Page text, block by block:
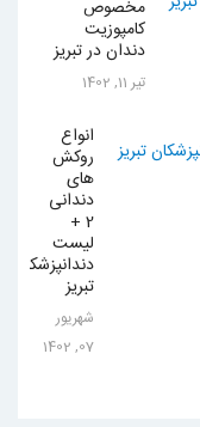
مخصوص
کامپوزیت
دندان در تبریز
تیر 11, 1402
انواع
روکش
های
دندانی
2 +
لیست
دندانپزشکان
تبریز
شهریور
07, 1402